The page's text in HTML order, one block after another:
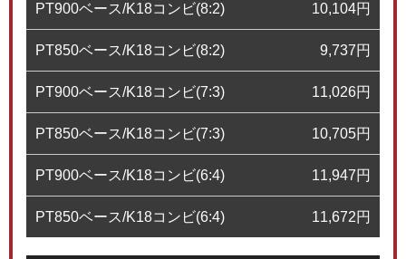
PT900ベース/K18コンビ(8:2) 10,104円
PT850ベース/K18コンビ(8:2) 9,737円
PT900ベース/K18コンビ(7:3) 11,026円
PT850ベース/K18コンビ(7:3) 10,705円
PT900ベース/K18コンビ(6:4) 11,947円
PT850ベース/K18コンビ(6:4) 11,672円